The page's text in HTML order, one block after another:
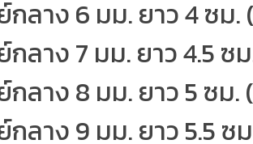
ลาง 6 มม. ยาว 4 ซม.
ลาง 7 มม. ยาว 4.5 ซ
ลาง 8 มม. ยาว 5 ซม.
ลาง 9 มม. ยาว 5.5 ซ